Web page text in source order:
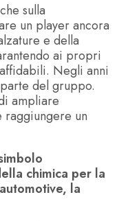
sulla
un player ancora
e della
ai propri
Negli anni
del gruppo.
ampliare
raggiungere un
chimica per la
la